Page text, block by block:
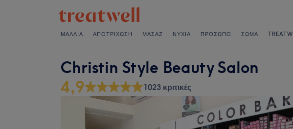
ΜΑΛΛΙΆ ΑΠΟΤΡΊΧΩΣΗ ΜΑΣΆΖ ΝΎΧΙΑ ΠΡΌΣΩΠΟ ΣΏΜΑ
Christin Style Beauty Salon
4,9 1023 κριτικές